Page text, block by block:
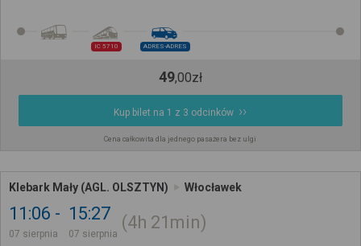
IC 5710 ADRES-ADRES
49,00zł
Kup bilet na 1 z 3 odcinków
Cena całkowita dla jednego pasażera bez ulgi
Klebark Mały (AGL. OLSZTYN) Włocławek
11:06
07 sierpnia
15:27
07 sierpnia
4h 21min